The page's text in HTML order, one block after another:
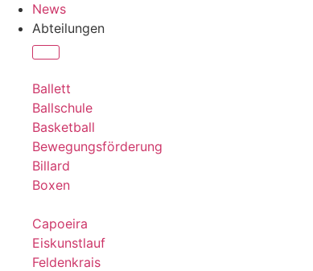
News
Abteilungen
Ballett
Ballschule
Basketball
Bewegungsförderung
Billard
Boxen
Capoeira
Eiskunstlauf
Feldenkrais